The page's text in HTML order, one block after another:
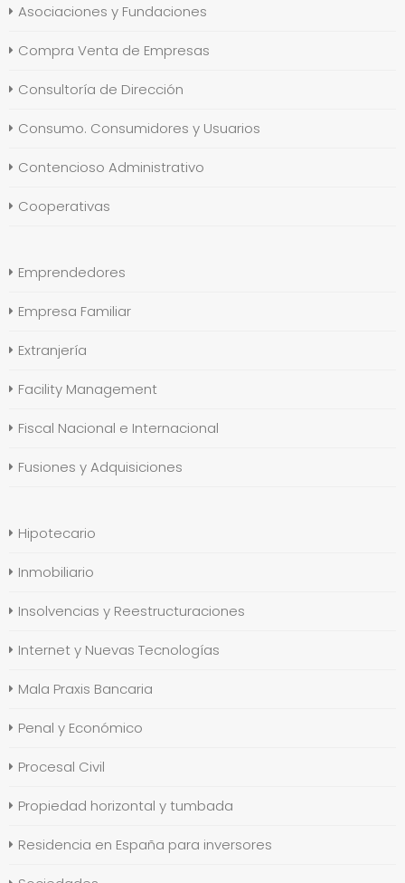
Asociaciones y Fundaciones
Compra Venta de Empresas
Consultoría de Dirección
Consumo. Consumidores y Usuarios
Contencioso Administrativo
Cooperativas
Emprendedores
Empresa Familiar
Extranjería
Facility Management
Fiscal Nacional e Internacional
Fusiones y Adquisiciones
Hipotecario
Inmobiliario
Insolvencias y Reestructuraciones
Internet y Nuevas Tecnologías
Mala Praxis Bancaria
Penal y Económico
Procesal Civil
Propiedad horizontal y tumbada
Residencia en España para inversores